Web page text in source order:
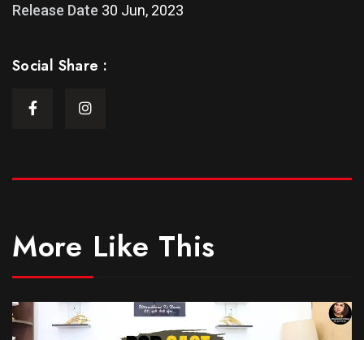
Release Date 30 Jun, 2023
Social Share :
More Like This